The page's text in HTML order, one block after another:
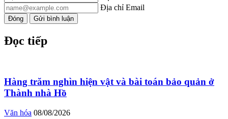
Địa chỉ Email
Đóng Gửi bình luận
Đọc tiếp
Hàng trăm nghìn hiện vật và bài toán bảo quản ở
Thành nhà Hồ
Văn hóa 08/08/2026